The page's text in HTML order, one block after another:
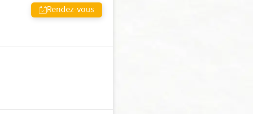
Rendez-vous